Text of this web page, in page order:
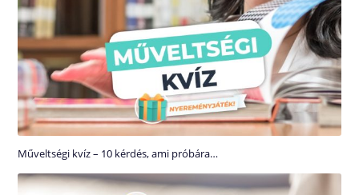
Műveltségi kvíz – 10 kérdés, ami próbára…